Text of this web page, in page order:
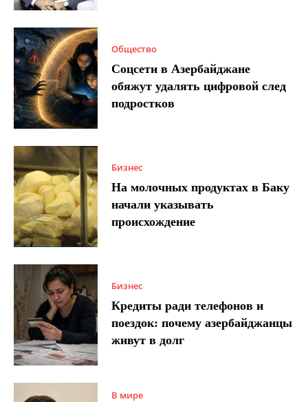
Общество
Соцсети в Азербайджане
обяжут удалять цифровой след
подростков
Бизнес
На молочных продуктах в Баку
начали указывать
происхождение
Бизнес
Кредиты ради телефонов и
поездок: почему азербайджанцы
живут в долг
В мире